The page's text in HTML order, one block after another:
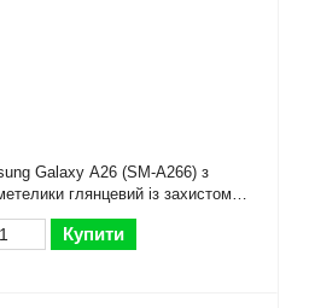
Galaxy A26 (SM-A266) з
глянцевий із захистом
окантовкою
Купити